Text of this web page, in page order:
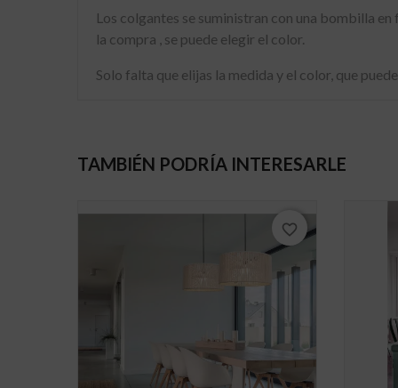
Los colgantes se suministran con una bombilla
la compra , se puede elegir el color.
Solo falta que elijas la medida y el color, que
TAMBIÉN PODRÍA INTERESARLE
favorite_border